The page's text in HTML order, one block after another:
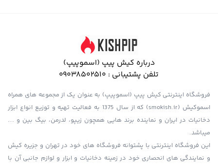
درباره کیش پیپ (اسموپیپ)
تلفن پشتیبانی : 09038502510
فروشگاه اینترنتی کیش پیپ (اسموپیپ) به عنوان یک از مجموعه های همراه
اسموکیش (smokish.ir) که از سال 1375 به فعالیت تهیه و توزیع انواع ابزار
دخانیات در ایران و نماینده برند هایی همچون زیپو، لدرمن، بیگ بین و …
میباشد.
این فروشگاه اینترنتی با پشتوانه فروشگاه های خود در تهران و جزیره کیش
و نمایندگی های انحصاری خود در زمینه دخانیات و ابزار و لوازم جانبی آن با